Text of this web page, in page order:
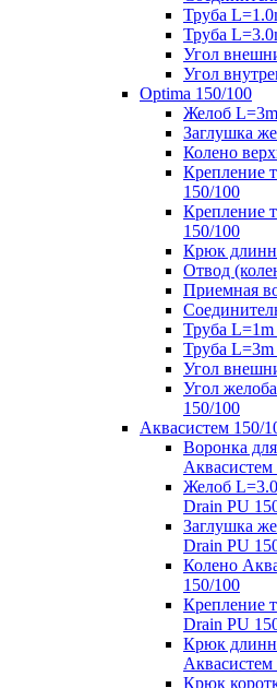
Труба
Труба
Угол
Угол
Optima 150/100
Желоб
Заглушка
Колено
Крепление
150/100
Крепление
150/100
Крюк
Отвод
Приемная
Труба
Труба
Угол
Угол
150/100
Аквасистем 150/
Воронка
Желоб
Drain PU
Заглушка
Drain PU
Колено
150/100
Крепление
Drain PU
Крюк
Крюк